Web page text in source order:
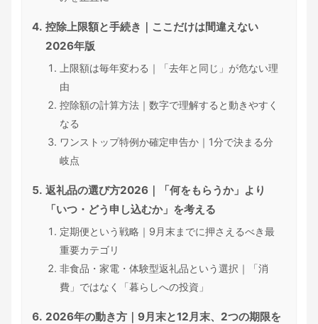
控除上限額と手続き｜ここだけは間違えない
2026年版
上限額は毎年変わる｜「去年と同じ」が危ない理
由
控除額の計算方法｜数字で理解すると動きやすく
なる
ワンストップ特例か確定申告か｜1分で決まる分
岐点
返礼品の選び方2026｜「何をもらうか」より
「いつ・どう申し込むか」を考える
定期便という戦略｜9月末までに押さえるべき最
重要カテゴリ
非食品・家電・体験型返礼品という選択｜「消
費」ではなく「暮らしへの投資」
2026年の動き方｜9月末と12月末、2つの期限を